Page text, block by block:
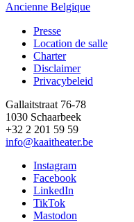
Ancienne Belgique
Footer
Presse
Location de salle
Charter
Disclaimer
Privacybeleid
Gallaitstraat 76-78
1030 Schaarbeek
+32 2 201 59 59
info@kaaitheater.be
Instagram
Facebook
LinkedIn
TikTok
Mastodon